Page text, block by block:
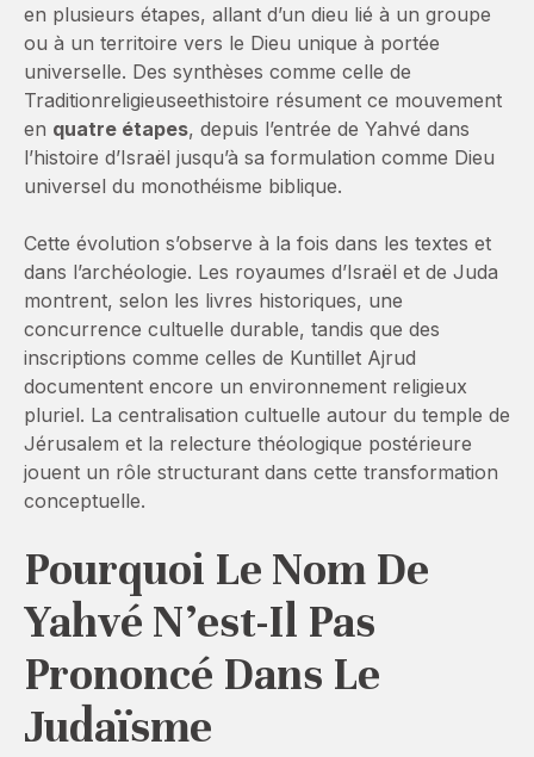
en plusieurs étapes, allant d’un dieu lié à un groupe
ou à un territoire vers le Dieu unique à portée
universelle. Des synthèses comme celle de
Traditionreligieuseethistoire résument ce mouvement
en quatre étapes, depuis l’entrée de Yahvé dans
l’histoire d’Israël jusqu’à sa formulation comme Dieu
universel du monothéisme biblique.
Cette évolution s’observe à la fois dans les textes et
dans l’archéologie. Les royaumes d’Israël et de Juda
montrent, selon les livres historiques, une
concurrence cultuelle durable, tandis que des
inscriptions comme celles de Kuntillet Ajrud
documentent encore un environnement religieux
pluriel. La centralisation cultuelle autour du temple de
Jérusalem et la relecture théologique postérieure
jouent un rôle structurant dans cette transformation
conceptuelle.
Pourquoi Le Nom De
Yahvé N’est-Il Pas
Prononcé Dans Le
Judaïsme